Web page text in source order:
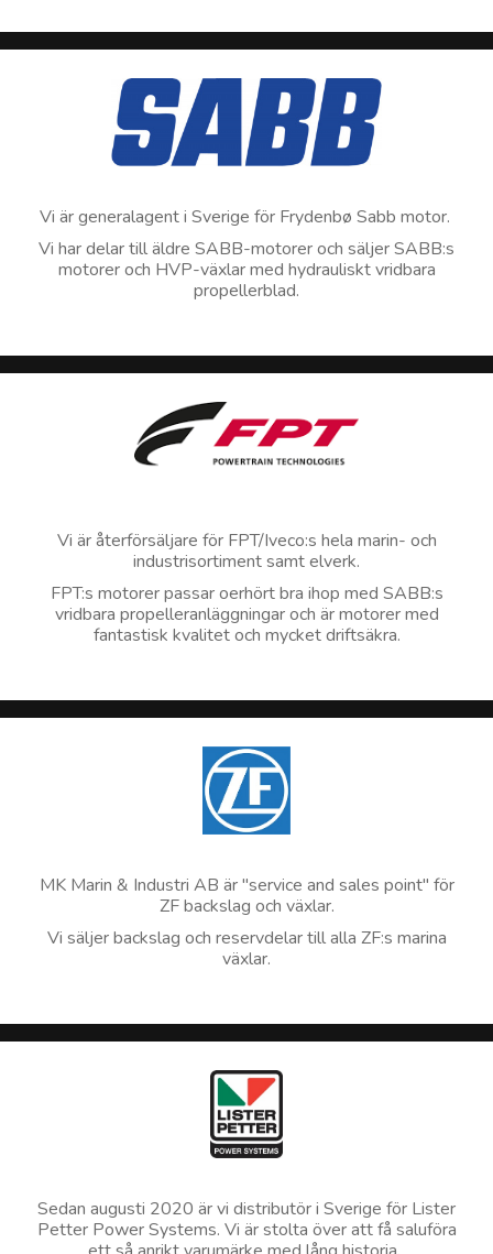
Vi är generalagent i Sverige för Frydenbø Sabb motor.
Vi har delar till äldre SABB-motorer och säljer SABB:s
motorer och HVP-växlar med hydrauliskt vridbara
propellerblad.
Vi är återförsäljare för FPT/Iveco:s hela marin- och
industrisortiment samt elverk.
FPT:s motorer passar oerhört bra ihop med SABB:s
vridbara propelleranläggningar och är motorer med
fantastisk kvalitet och mycket driftsäkra.
MK Marin & Industri AB är "service and sales point" för
ZF backslag och växlar.
Vi säljer backslag och reservdelar till alla ZF:s marina
växlar.
Sedan augusti 2020 är vi distributör i Sverige för Lister
Petter Power Systems. Vi är stolta över att få saluföra